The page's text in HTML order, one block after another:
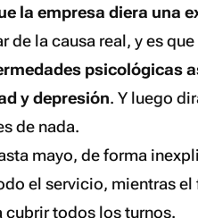
la empresa diera una
de la causa real, y es
psicológicas
y depresión. Y luego
de nada.
mayo, de forma
el servicio, mientras el
cubrir todos los turnos.